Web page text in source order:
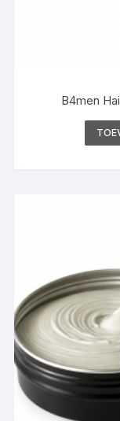
B4men